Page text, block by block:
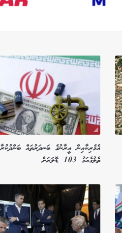
އެމެރިކާއިން އީރާނުގެ ބަނދަރުތައް
ތެލުގެއަގު 103 ޑޮލަރަށް